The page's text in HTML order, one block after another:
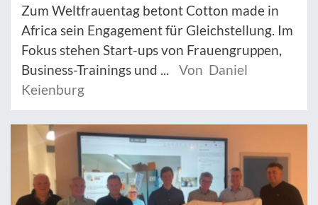
Zum Weltfrauentag betont Cotton made in
Africa sein Engagement für Gleichstellung. Im
Fokus stehen Start-ups von Frauengruppen,
Business-Trainings und ...
Von Daniel
Keienburg